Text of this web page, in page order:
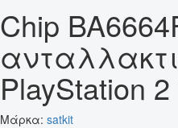
Chip
PlayStation
Μάρκα: satkit